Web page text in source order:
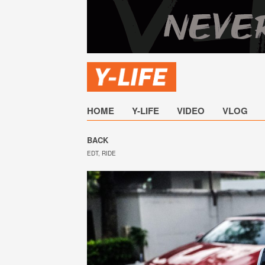
HOME Y-LIFE VIDEO VLOG
BACK
EDT, RIDE